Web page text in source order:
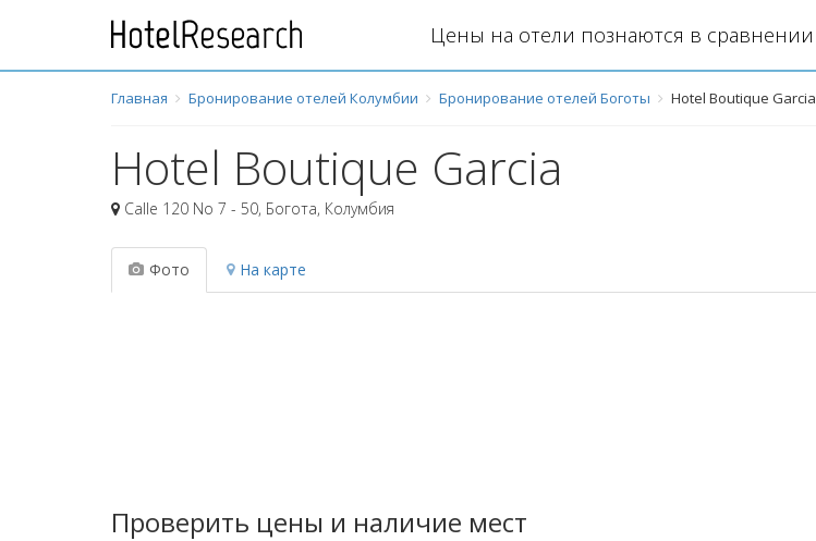
Цены на отели познаются в сравнении
Главная Бронирование отелей Колумбии Бронирование отелей Боготы Hotel Boutique Garcia
Hotel Boutique Garcia
Calle 120 No 7 - 50, Богота, Колумбия
Фото На карте
Проверить цены и наличие мест